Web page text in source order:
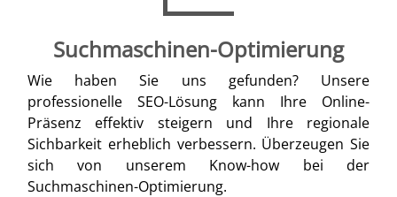
Suchmaschinen-Optimierung
Wie haben Sie uns gefunden? Unsere
professionelle SEO-Lösung kann Ihre Online-
Präsenz effektiv steigern und Ihre regionale
Sichbarkeit erheblich verbessern. Überzeugen Sie
sich von unserem Know-how bei der
Suchmaschinen-Optimierung.